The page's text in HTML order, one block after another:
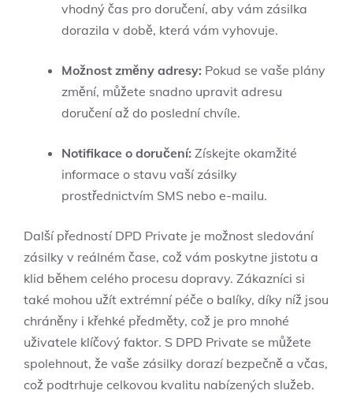
vhodný čas pro doručení, aby vám zásilka
dorazila v době, která vám vyhovuje.
Možnost změny adresy: Pokud se vaše plány
změní, můžete snadno upravit adresu
doručení až do poslední chvíle.
Notifikace o doručení: Získejte okamžité
informace o stavu vaší zásilky
prostřednictvím SMS nebo e-mailu.
Další předností DPD Private je možnost sledování
zásilky v reálném čase, což vám poskytne jistotu a
klid během celého procesu dopravy. Zákazníci si
také mohou užít extrémní péče o balíky, díky níž jsou
chráněny i křehké předměty, což je pro mnohé
uživatele klíčový faktor. S DPD Private se můžete
spolehnout, že vaše zásilky dorazí bezpečně a včas,
což podtrhuje celkovou kvalitu nabízených služeb.